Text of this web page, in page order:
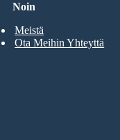
Noin
Meistä
Ota Meihin Yhteyttä